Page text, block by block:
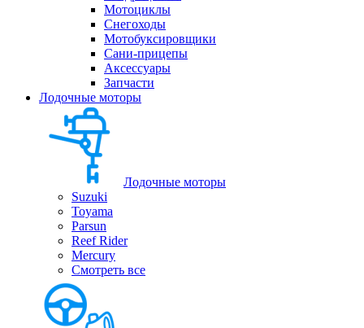
Мотоциклы
Снегоходы
Мотобуксировщики
Сани-прицепы
Аксессуары
Запчасти
Лодочные моторы
Лодочные моторы
Suzuki
Toyama
Parsun
Reef Rider
Mercury
Смотреть все